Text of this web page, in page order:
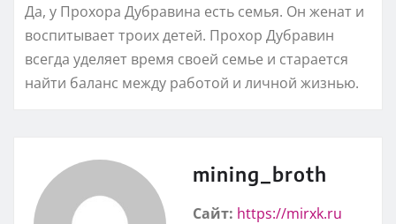
Да, у Прохора Дубравина есть семья. Он женат и
воспитывает троих детей. Прохор Дубравин
всегда уделяет время своей семье и старается
найти баланс между работой и личной жизнью.
mining_broth
Сайт: https://mirxk.ru